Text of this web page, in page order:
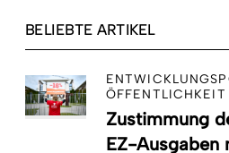
BELIEBTE ARTIKEL
ÖFFENTLICHKEIT
Zustimmung
EZ-Ausgaben